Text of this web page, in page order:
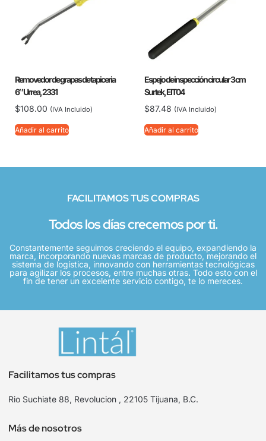
Removedor de grapas de tapiceria
6″ Urrea, 2331
$108.00 (IVA Incluido)
Añadir al carrito
Espejo de inspección circular 3 cm
Surtek, EIT04
$87.48 (IVA Incluido)
Añadir al carrito
FACILITAMOS TUS COMPRAS
Todos los días crecemos por ti.
Constantemente seguimos creciendo el equipo, expandiendo la
marca, incorporando nuevas marcas de producto, mejorando el
sistema de logística, innovando con herramientas tecnológicas
para agilizar los procesos, entre muchas otras. Todo esto con el
fin de tener un excelente servicio contigo, te lo mereces.
Facilitamos tus compras
Rio Suchiate 88, Revolucion , 22105 Tijuana, B.C.
Más de nosotros